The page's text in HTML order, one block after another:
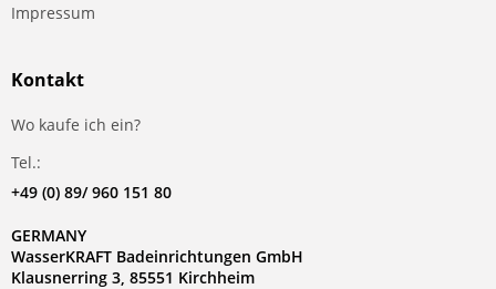
Impressum
Kontakt
Wo kaufe ich ein?
Tel.:
+49 (0) 89/ 960 151 80
GERMANY
WasserKRAFT Badeinrichtungen GmbH
Klausnerring 3, 85551 Kirchheim